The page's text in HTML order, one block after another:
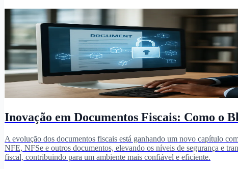
Inovação em Documentos Fiscais: Como o
A evolução dos documentos fiscais está ganhando um novo capítulo
NFE, NFSe e outros documentos, elevando os níveis de segurança e
fiscal, contribuindo para um ambiente mais confiável e eficiente.